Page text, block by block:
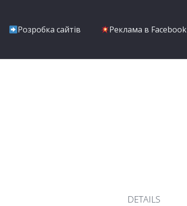
Розробка сайтів Реклама в Facebook
DETAILS